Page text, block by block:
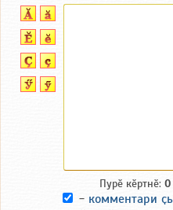
Пурӗ кӗртнӗ: 0
- комментари